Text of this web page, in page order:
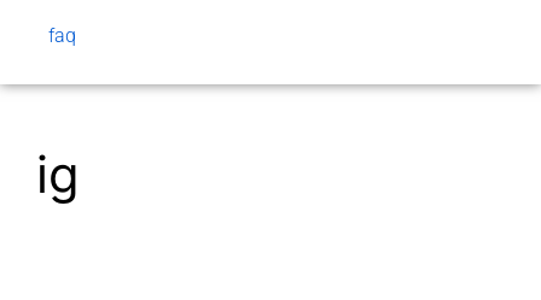
faq
ig